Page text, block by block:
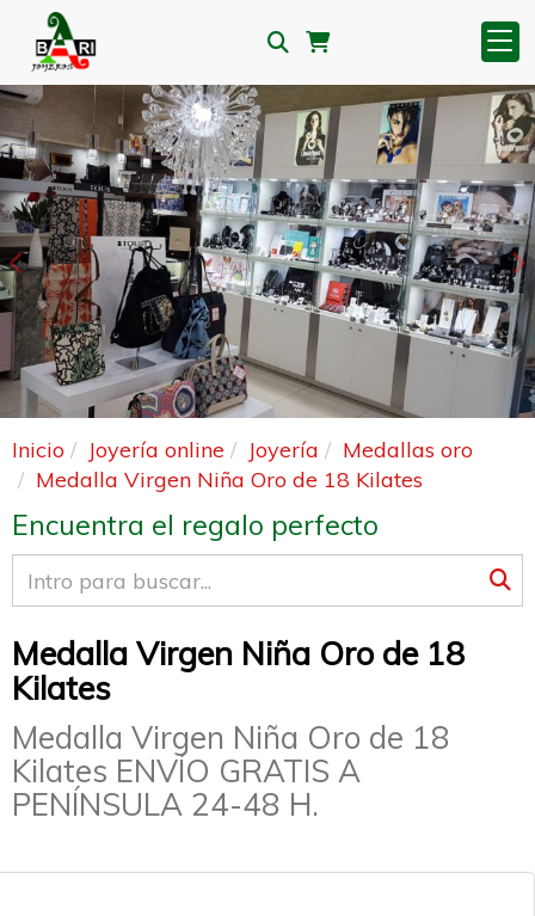
Anterior
Inicio Joyería online Joyería
Medallas oro
Medalla Virgen Niña Oro de 18 Kilates
Encuentra el regalo perfecto
Medalla Virgen Niña Oro de 18
Kilates
Medalla Virgen Niña Oro de 18
Kilates ENVÍO GRATIS A
PENÍNSULA 24-48 H.